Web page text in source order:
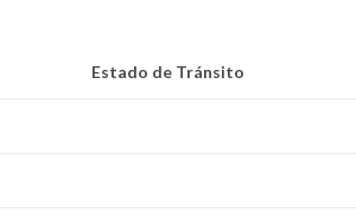
Estado de Tránsito